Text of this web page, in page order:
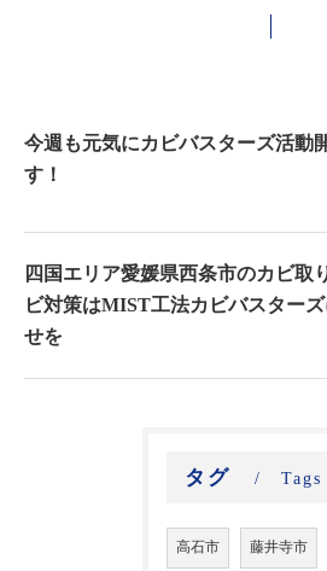
今週も元気にカビバスターズ活動
す！
四国エリア愛媛県西条市のカビ取
ビ対策はMIST工法カビバスター
せを
タグ Tags
高石市 藤井寺市